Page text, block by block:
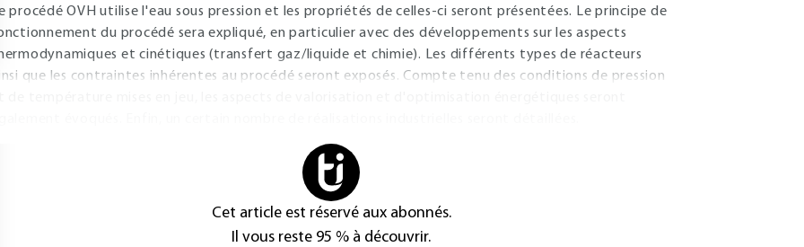
procédé OVH utilise l'eau sous pression et les propriétés de celles-ci seront présentées. Le principe de
du procédé sera expliqué, en particulier avec des développements sur les aspects
et cinétiques (transfert gaz/liquide et chimie). Les différents types de réacteurs
que les contraintes inhérentes au procédé seront exposés. Compte tenu des conditions de pression
Cet article est réservé aux abonnés.
Il vous reste 95 % à découvrir.